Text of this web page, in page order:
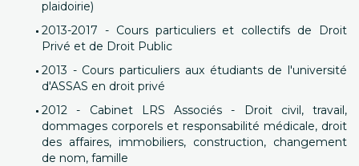
plaidoirie)
2013-2017 - Cours particuliers et collectifs de Droit
Privé et de Droit Public
2013 - Cours particuliers aux étudiants de l'université
d'ASSAS en droit privé
2012 - Cabinet LRS Associés - Droit civil, travail,
dommages corporels et responsabilité médicale, droit
des affaires, immobiliers, construction, changement
de nom, famille